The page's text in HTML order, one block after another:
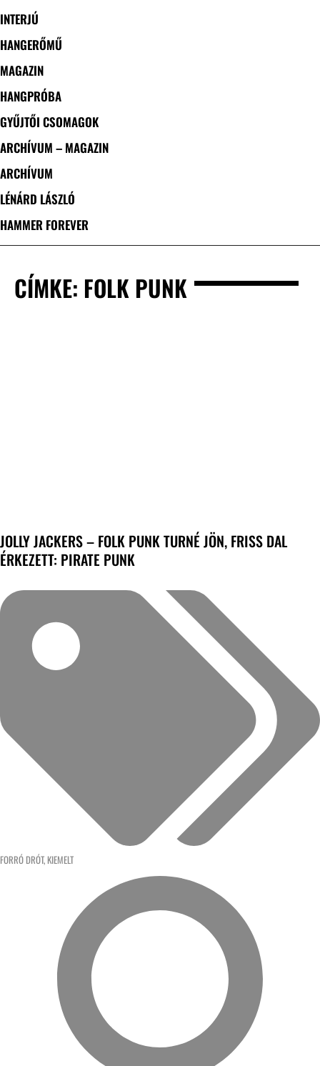
INTERJÚ
HANGERŐMŰ
MAGAZIN
HANGPRÓBA
GYŰJTŐI CSOMAGOK
ARCHÍVUM – MAGAZIN
ARCHÍVUM
LÉNÁRD LÁSZLÓ
HAMMER FOREVER
CÍMKE: FOLK PUNK
JOLLY JACKERS – FOLK PUNK TURNÉ JÖN, FRISS DAL
ÉRKEZETT: PIRATE PUNK
FORRÓ DRÓT, KIEMELT